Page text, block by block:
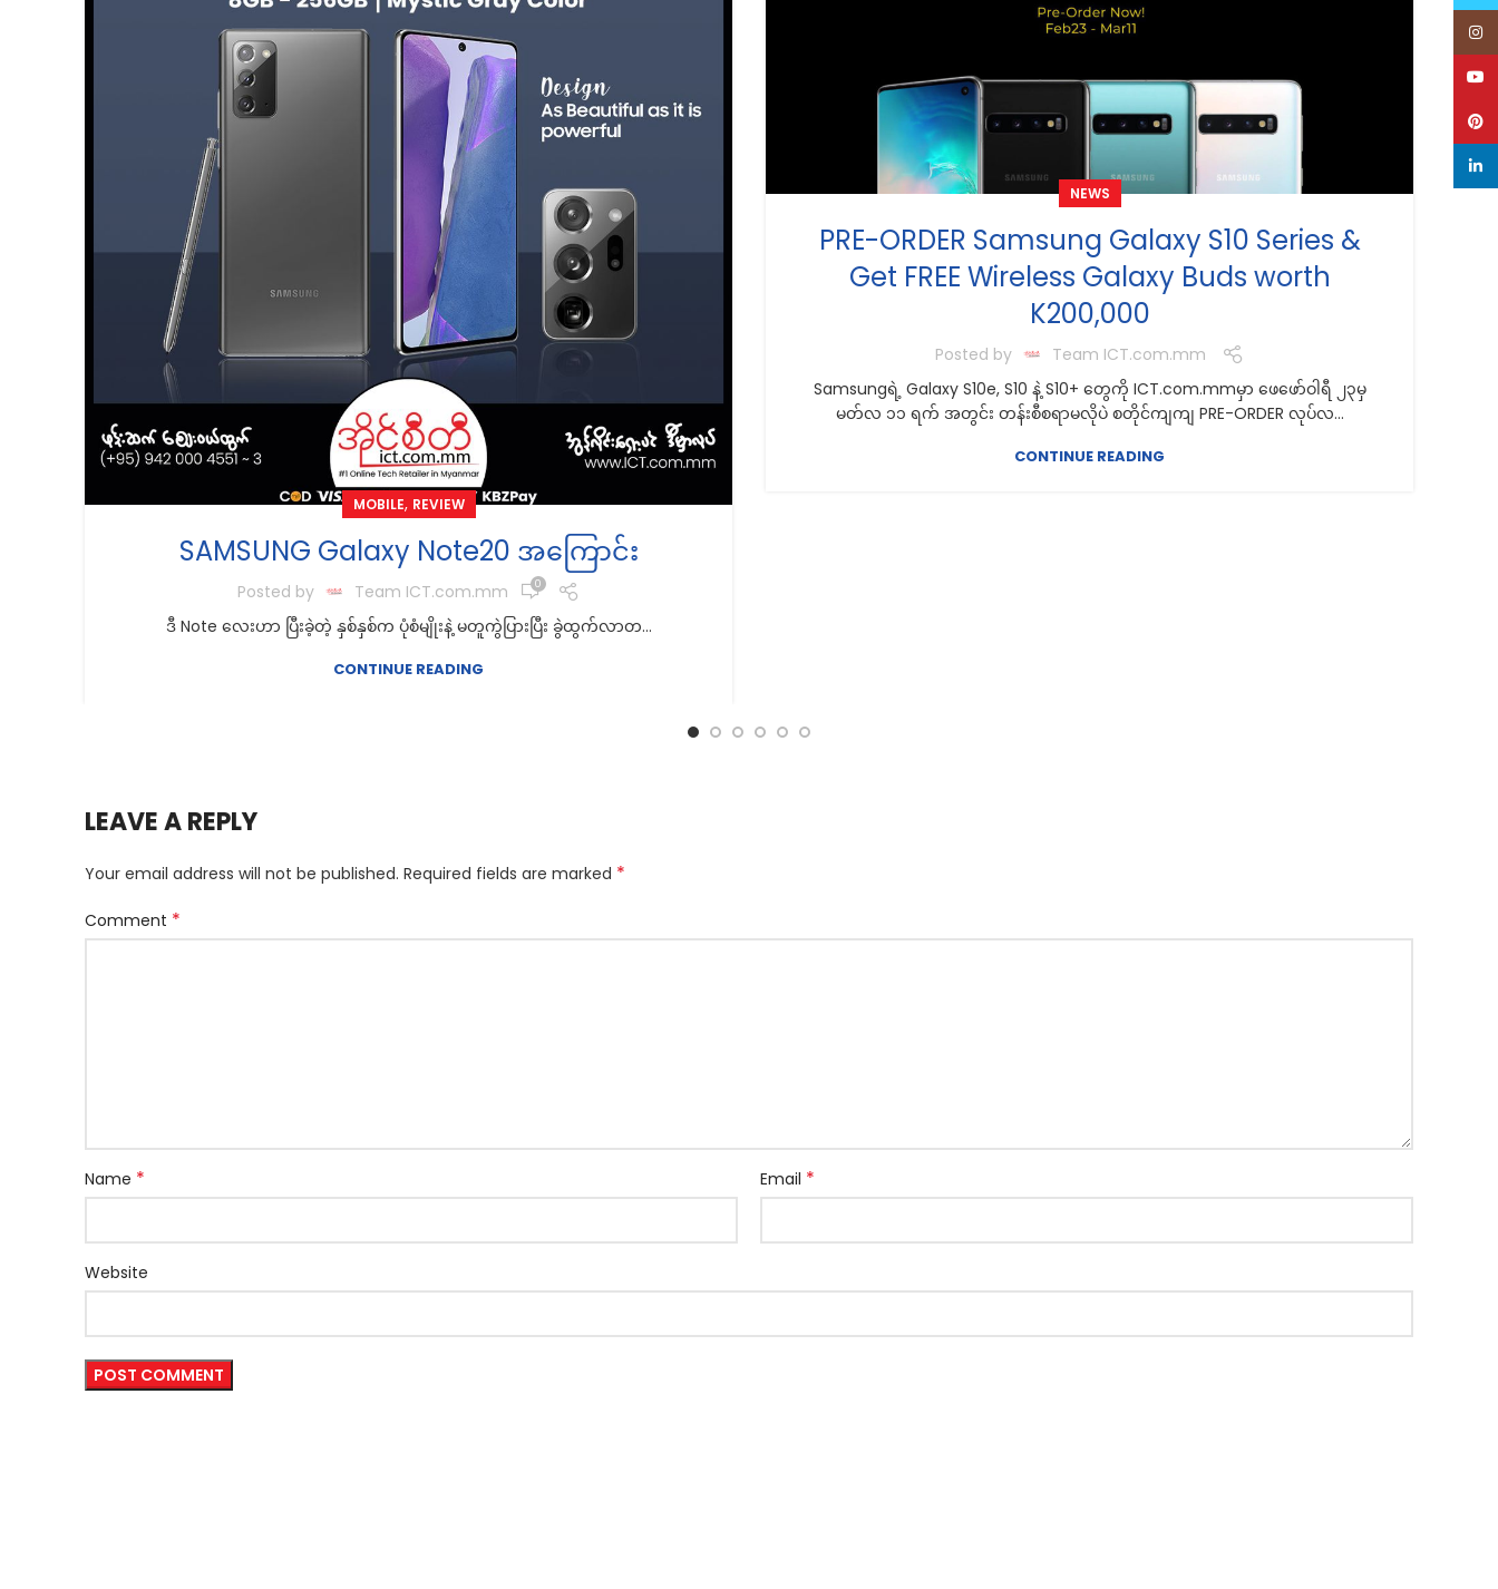
MOBILE, REVIEW
SAMSUNG Galaxy Note20 အကြောင်း
Posted by Team ICT.com.mm 0
ဒီ Note လေးဟာ ပြီးခဲ့တဲ့ နှစ်နှစ်က ပုံစံမျိုးနဲ့ မတူကွဲပြားပြီး ခွဲထွက်လာတ...
CONTINUE READING
NEWS
PRE-ORDER Samsung Galaxy S10 Series &
Get FREE Wireless Galaxy Buds worth
K200,000
Posted by
Team ICT.com.mm
Samsungရဲ့ Galaxy S10e, S10 နဲ့ S10+ တွေကို ICT.com.mmမှာ ဖေဖော်ဝါရီ ၂၃မှ
မတ်လ ၁၁ ရက် အတွင်း တန်းစီစရာမလိုပဲ စတိုင်ကျကျ PRE-ORDER လုပ်လ...
CONTINUE READING
LEAVE A REPLY
Your email address will not be published. Required fields are marked *
Comment *
Name * Email *
Website